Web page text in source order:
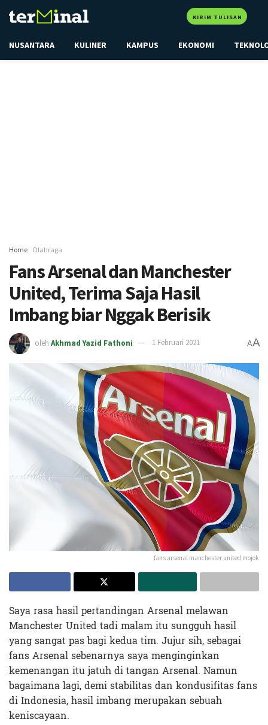
KIRIM TULISAN
NUSANTARA KULINER KAMPUS EKONOMI
Home Olahraga
Fans Arsenal dan Manchester
United, Terima Saja Hasil
Imbang biar Nggak Berisik
oleh Akhmad Yazid Fathoni 1 Februari 2021 AA
fans arsenal manchester united mojok
Saya rasa hasil pertandingan Arsenal melawan
Manchester United tadi malam itu sungguh hasil
yang sangat pas bagi kedua tim. Jujur sih, sebagai
fans Arsenal sebenarnya saya menginginkan
kemenangan itu jatuh di tangan Arsenal. Namun
bagaimana lagi, demi stabilitas dan kondusifitas fans
di Indonesia, hasil imbang merupakan sebuah
keniscayaan.